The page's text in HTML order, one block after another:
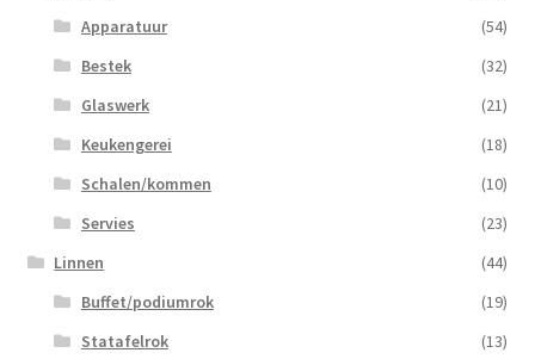
Apparatuur
(54)
Bestek
(32)
Glaswerk
(21)
Keukengerei
(18)
Schalen/kommen
(10)
Servies
(23)
Linnen
(44)
Buffet/podiumrok
(19)
Statafelrok
(13)